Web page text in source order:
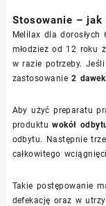
Stosowanie –
Melilax dla
młodzież od 12 roku
w razie potrzeby.
zastosowanie2
Aby użyć preparatu
produktuwokół
odbytu. Następnie
całkowitego
Takie postępowanie
defekację oraz w